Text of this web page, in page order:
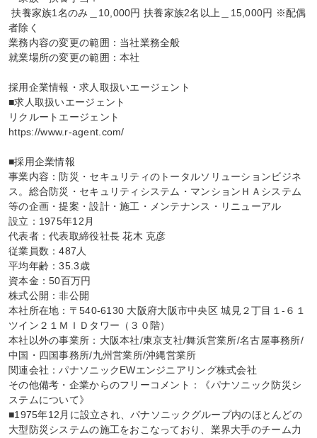
扶養家族1名のみ＿10,000円 扶養家族2名以上＿15,000円 ※配偶
者除く
業務内容の変更の範囲：当社業務全般
就業場所の変更の範囲：本社
採用企業情報・求人取扱いエージェント
■求人取扱いエージェント
リクルートエージェント
https://www.r-agent.com/
■採用企業情報
事業内容：防災・セキュリティのトータルソリューションビジネ
ス。総合防災・セキュリティシステム・マンションＨＡシステム
等の企画・提案・設計・施工・メンテナンス・リニューアル
設立：1975年12月
代表者：代表取締役社長 花木 克彦
従業員数：487人
平均年齢：35.3歳
資本金：50百万円
株式公開：非公開
本社所在地：〒540-6130 大阪府大阪市中央区 城見２丁目１‐６１
ツイン２１ＭＩＤタワー（３０階）
本社以外の事業所：大阪本社/東京支社/舞浜営業所/名古屋事務所/
中国・四国事務所/九州営業所/沖縄営業所
関連会社：パナソニックEWエンジニアリング株式会社
その他備考・企業からのフリーコメント：《パナソニック防災シ
ステムについて》
■1975年12月に設立され、パナソニックグループ内のほとんどの
大型防災システムの施工をおこなっており、業界大手のチーム力